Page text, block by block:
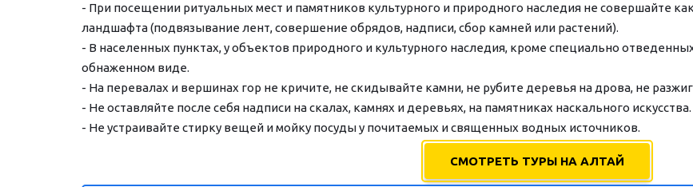
- При посещении ритуальных мест и памятников культурного и природного наследия не совершайте
ландшафта (подвязывание лент, совершение обрядов, надписи, сбор камней или растений).
- В населенных пунктах, у объектов природного и культурного наследия, кроме специально
обнаженном виде.
- На перевалах и вершинах гор не кричите, не скидывайте камни, не рубите деревья на дрова, не
- Не оставляйте после себя надписи на скалах, камнях и деревьях, на памятниках наскального искусства.
- Не устраивайте стирку вещей и мойку посуды у почитаемых и священных водных источников.
СМОТРЕТЬ ТУРЫ НА АЛТАЙ